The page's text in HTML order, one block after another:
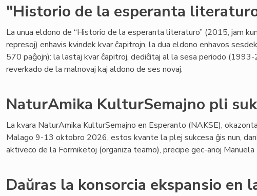
"Historio de la esperanta
La unua eldono de “Historio de la esperanta literaturo” (2015, jam
represoj) enhavis kvindek kvar ĉapitrojn, la dua eldono enhavos
570 paĝojn): la lastaj kvar ĉapitroj, dediĉitaj al la sesa periodo
reverkado de la malnovaj kaj aldono de ses novaj.
NaturAmika KulturSemajno pli
La kvara NaturAmika KulturSemajno en Esperanto (NAKSE),
Malago 9-13 oktobro 2026, estos kvante la plej sukcesa ĝis nun,
aktiveco de la Formiketoj (organiza teamo), precipe gec-anoj Manuela
Daŭras la konsorcia ekspansio en